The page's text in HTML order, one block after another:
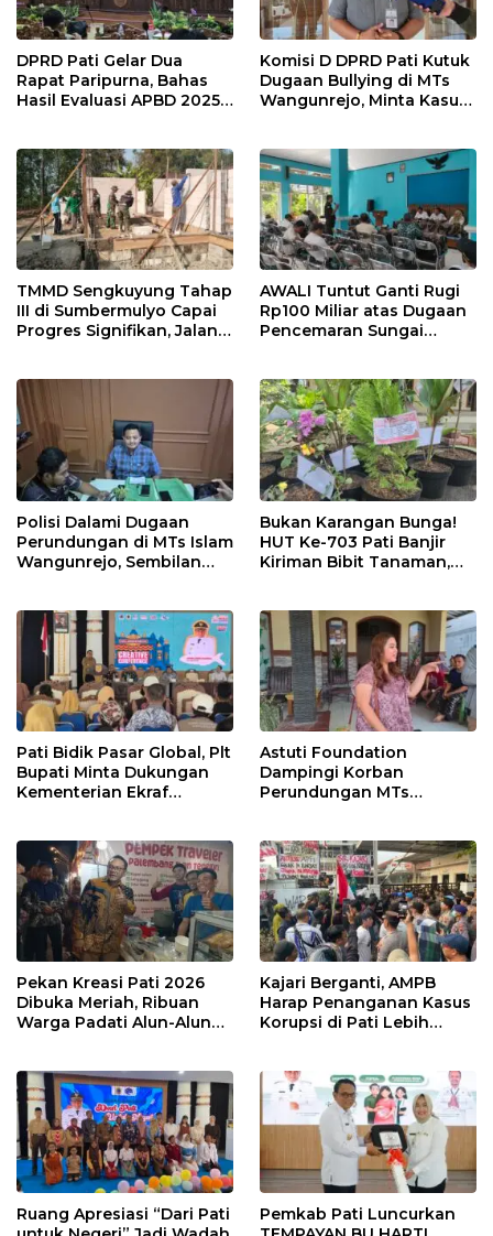
DPRD Pati Gelar Dua
Rapat Paripurna, Bahas
Hasil Evaluasi APBD 2025
Komisi D DPRD Pati Kutuk
Dugaan Bullying di MTs
Wangunrejo, Minta Kasus
TMMD Sengkuyung Tahap
III di Sumbermulyo Capai
Progres Signifikan, Jalan
AWALI Tuntut Ganti Rugi
Rp100 Miliar atas Dugaan
Pencemaran Sungai
Polisi Dalami Dugaan
Perundungan di MTs Islam
Wangunrejo, Sembilan
Bukan Karangan Bunga!
HUT Ke-703 Pati Banjir
Kiriman Bibit Tanaman,
Pati Bidik Pasar Global, Plt
Bupati Minta Dukungan
Kementerian Ekraf
Astuti Foundation
Dampingi Korban
Perundungan MTs
Sekolah Berbasis Agama
Pekan Kreasi Pati 2026
Dibuka Meriah, Ribuan
Warga Padati Alun-Alun
Kajari Berganti, AMPB
Harap Penanganan Kasus
Korupsi di Pati Lebih
Ruang Apresiasi “Dari Pati
Pemkab Pati Luncurkan